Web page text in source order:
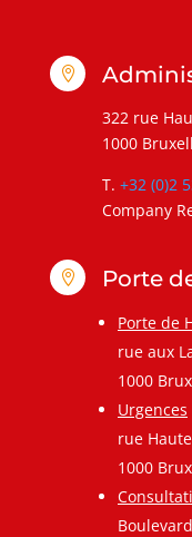

322 rue
1000
T. +32 (0)2
Company
 Porte
Porte de
rue aux
1000
Urgences
rue
1000